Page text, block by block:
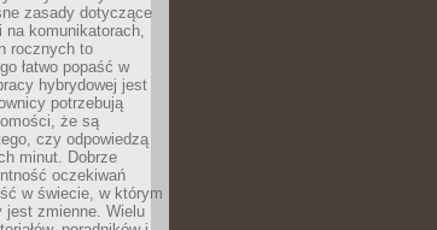
zasady dotyczące
na komunikatorach,
rocznych to
łatwo popaść w
hybrydowej jest
potrzebują
że są
czy odpowiedzą
minut. Dobrze
oczekiwań
w świecie, w którym
jest zmienne. Wielu